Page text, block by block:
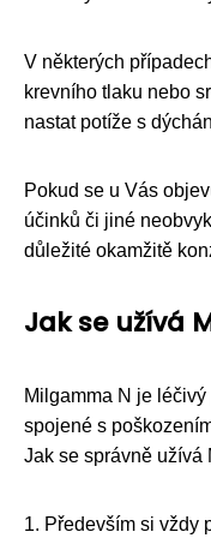
V některých
krevního tlaku nebo
nastat potíže s
Pokud se u Vás
účinků či jiné
důležité okamžitě
Jak se užívá
Milgamma N je
spojené s
Jak se správně užívá
1. Především si vždy